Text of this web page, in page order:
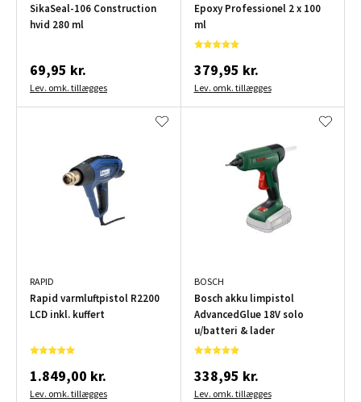
SikaSeal-106 Construction
hvid 280 ml
69,95 kr.
Lev. omk. tillægges
Epoxy Professionel 2 x 100
ml
379,95 kr.
Lev. omk. tillægges
RAPID
Rapid varmluftpistol R2200
LCD inkl. kuffert
1.849,00 kr.
Lev. omk. tillægges
BOSCH
Bosch akku limpistol
AdvancedGlue 18V solo
u/batteri & lader
338,95 kr.
Lev. omk. tillægges